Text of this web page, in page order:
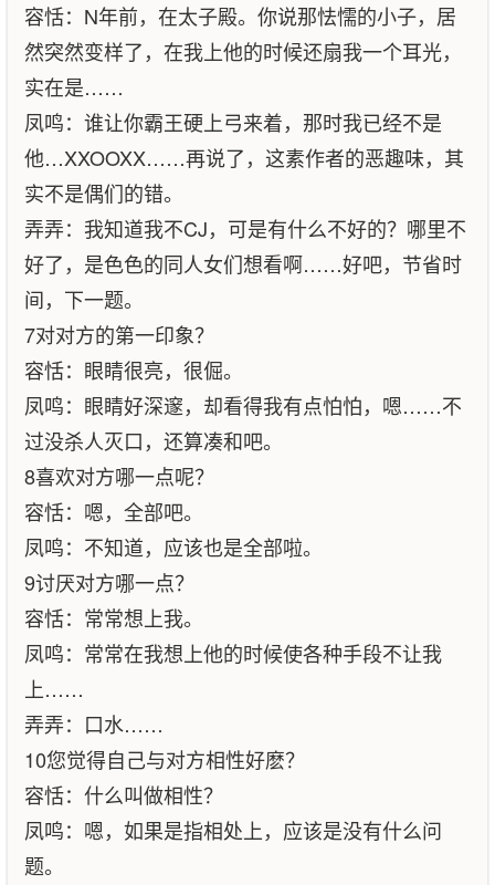
容恬：N年前，在太子殿。你说那怯懦的小子，居
然突然变样了，在我上他的时候还扇我一个耳光，
实在是……
凤鸣：谁让你霸王硬上弓来着，那时我已经不是
他…XXOOXX……再说了，这素作者的恶趣味，其
实不是偶们的错。
弄弄：我知道我不CJ，可是有什么不好的？哪里不
好了，是色色的同人女们想看啊……好吧，节省时
间，下一题。
7对对方的第一印象？
容恬：眼睛很亮，很倔。
凤鸣：眼睛好深邃，却看得我有点怕怕，嗯……不
过没杀人灭口，还算凑和吧。
8喜欢对方哪一点呢？
容恬：嗯，全部吧。
凤鸣：不知道，应该也是全部啦。
9讨厌对方哪一点？
容恬：常常想上我。
凤鸣：常常在我想上他的时候使各种手段不让我
上……
弄弄：口水……
10您觉得自己与对方相性好麽？
容恬：什么叫做相性？
凤鸣：嗯，如果是指相处上，应该是没有什么问
题。